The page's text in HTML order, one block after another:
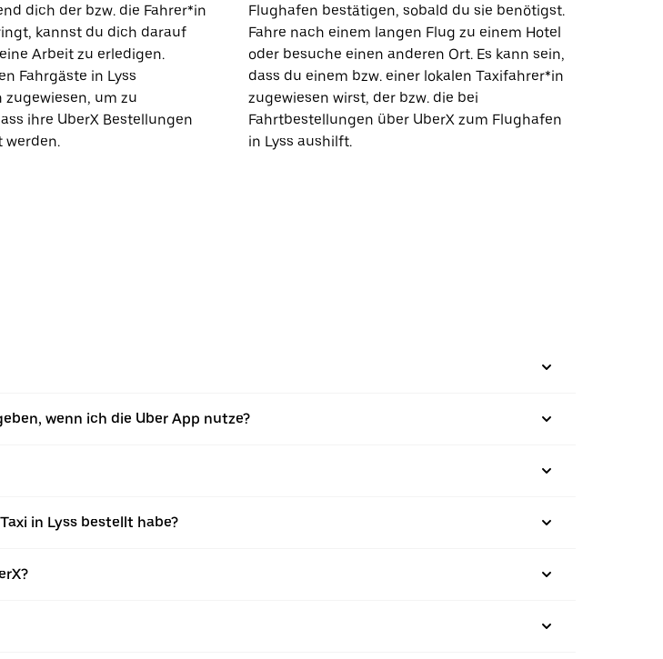
dich der bzw. die Fahrer*in
kannst du dich darauf
Arbeit zu erledigen.
Fahrgäste in Lyss
um zu
ihre UberX Bestellungen
werden.
Flughafen bestätigen, sobald du sie benötigst.
Fahre nach einem langen Flug zu einem Hotel
oder besuche einen anderen Ort. Es kann sein,
dass du einem bzw. einer lokalen Taxifahrer*in
zugewiesen wirst, der bzw. die bei
Fahrtbestellungen über UberX zum Flughafen
in Lyss aushilft.
wenn ich die Uber App nutze?
in Lyss bestellt habe?